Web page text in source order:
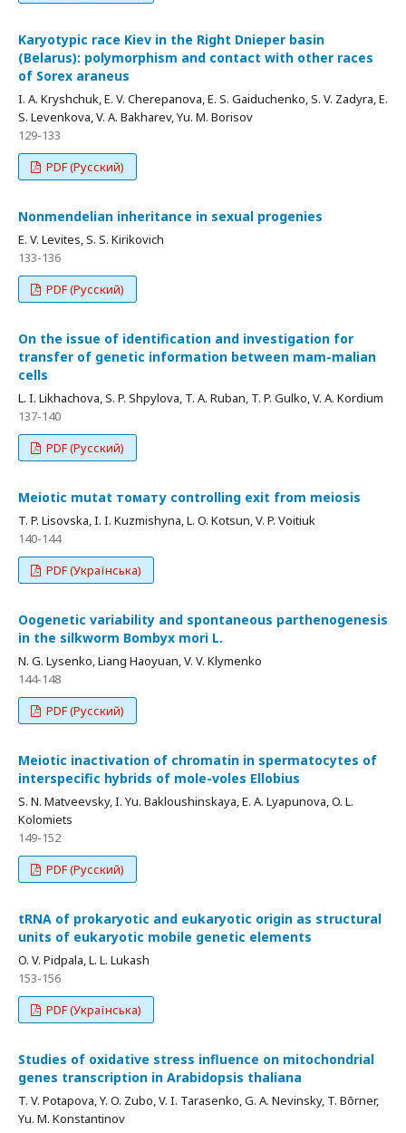
Karyotypic race Kiev in the Right Dnieper basin
(Belarus): polymorphism and contact with other races
of Sorex araneus
I. A. Kryshchuk, E. V. Cherepanova, E. S. Gaiduchenko, S. V. Zadyra, E.
S. Levenkova, V. A. Bakharev, Yu. M. Borisov
129-133
PDF (Русский)
Nonmendelian inheritance in sexual progenies
E. V. Levites, S. S. Kirikovich
133-136
PDF (Русский)
On the issue of identification and investigation for
transfer of genetic information between mam-malian
cells
L. I. Likhachova, S. P. Shpylova, T. A. Ruban, T. P. Gulko, V. A. Kordium
137-140
PDF (Русский)
Meiotic mutat томату controlling exit from meiosis
T. P. Lisovska, I. I. Kuzmishyna, L. O. Kotsun, V. P. Voitiuk
140-144
PDF (Українська)
Oogenetic variability and spontaneous parthenogenesis
in the silkworm Bombyx mori L.
N. G. Lysenko, Liang Haoyuan, V. V. Klymenko
144-148
PDF (Русский)
Meiotic inactivation of chromatin in spermatocytes of
interspecific hybrids of mole-voles Ellobius
S. N. Matveevsky, I. Yu. Bakloushinskaya, E. A. Lyapunova, O. L.
Kolomiets
149-152
PDF (Русский)
tRNA of prokaryotic and eukaryotic origin as structural
units of eukaryotic mobile genetic elements
O. V. Pidpala, L. L. Lukash
153-156
PDF (Українська)
Studies of oxidative stress influence on mitochondrial
genes transcription in Arabidopsis thaliana
T. V. Potapova, Y. O. Zubo, V. I. Tarasenko, G. A. Nevinsky, T. Bõrner,
Yu. M. Konstantinov